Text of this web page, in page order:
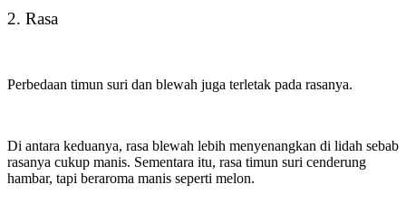
2. Rasa
Perbedaan timun suri dan blewah juga terletak pada rasanya.
Di antara keduanya, rasa blewah lebih menyenangkan di lidah sebab
rasanya cukup manis. Sementara itu, rasa timun suri cenderung
hambar, tapi beraroma manis seperti melon.